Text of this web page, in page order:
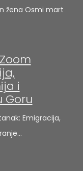
žena Osmi mart
i
Goru
Emigracija,